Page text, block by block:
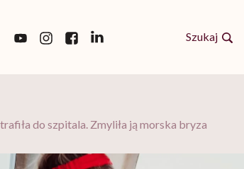
Szukaj
do szpitala. Zmyliła ją morska bryza